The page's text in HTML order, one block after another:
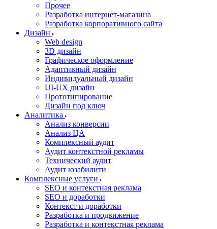
Прочее
Разработка интернет-магазина
Разработка корпоративного сайта
Дизайн
Web design
3D дизайн
Графическое оформление
Адаптивный дизайн
Индивидуальный дизайн
UI‑UX дизайн
Прототипирование
Дизайн под ключ
Аналитика
Анализ конверсии
Анализ ЦА
Комплексный аудит
Аудит контекстной рекламы
Технический аудит
Аудит юзабилити
Комплексные услуги
SEO и контекстная реклама
SEO и доработки
Контекст и доработки
Разработка и продвижение
Разработка и контекстная реклама